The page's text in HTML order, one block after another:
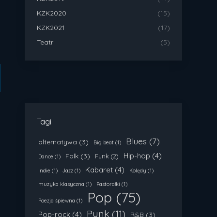
KZK2020
(15)
KZK2021
(17)
Teatr
(5)
Tagi
alternatywa (3) Big beat (1) Blues (7)
Dance (1) Folk (3) Funk (2) Hip-hop (4)
Indie (1) Jazz (1) Kabaret (4) Kolędy (1)
muzyka klasyczna (1) Pastorałki (1)
Poezja śpiewna (1) Pop (75)
Pop-rock (4) Punk (11) R&B (3)